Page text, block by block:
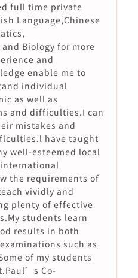
full time private
Language,Chinese
Biology for more
and
enable me to
individual
as well as
and difficulties.I can
mistakes and
have taught
well-esteemed local
the requirements of
vividly and
plenty of effective
students learn
results in both
such as
of my students
Co-